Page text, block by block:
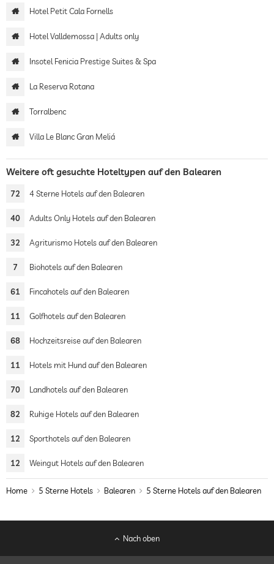
Hotel Petit Cala Fornells
Hotel Valldemossa | Adults only
Insotel Fenicia Prestige Suites & Spa
La Reserva Rotana
Torralbenc
Villa Le Blanc Gran Meliá
Weitere oft gesuchte Hoteltypen auf den Balearen
72 4 Sterne Hotels auf den Balearen
40 Adults Only Hotels auf den Balearen
32 Agriturismo Hotels auf den Balearen
7 Biohotels auf den Balearen
61 Fincahotels auf den Balearen
11 Golfhotels auf den Balearen
68 Hochzeitsreise auf den Balearen
11 Hotels mit Hund auf den Balearen
70 Landhotels auf den Balearen
82 Ruhige Hotels auf den Balearen
12 Sporthotels auf den Balearen
12 Weingut Hotels auf den Balearen
Home 5 Sterne Hotels Balearen 5 Sterne Hotels auf den Balearen
Nach oben